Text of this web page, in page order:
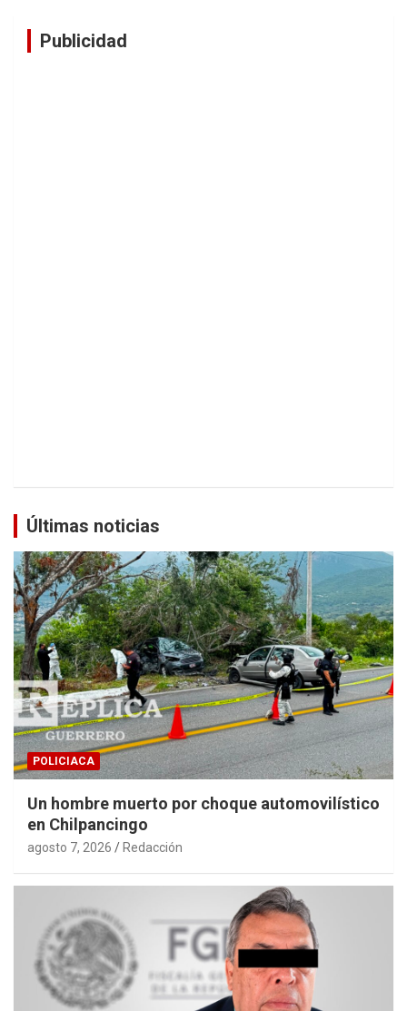
Publicidad
Últimas noticias
POLICIACA
Un hombre muerto por choque automovilístico
en Chilpancingo
agosto 7, 2026 Redacción